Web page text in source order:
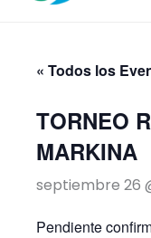
« Todos los
TORNEO
MARKINA
septiembre 26
Pendiente